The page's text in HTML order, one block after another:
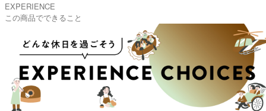
EXPERIENCE
この商品でできること